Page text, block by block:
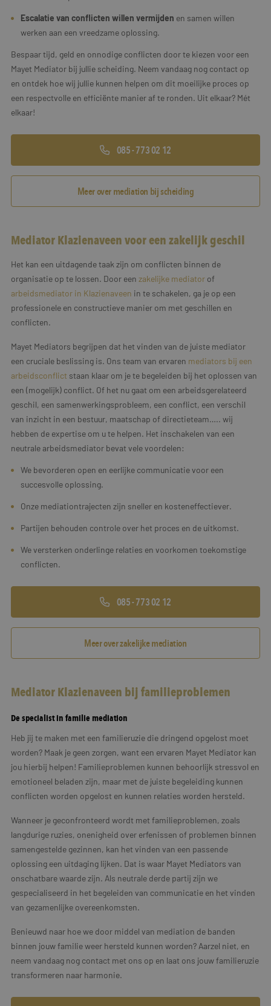
Escalatie van conflicten willen vermijden en samen willen
werken aan een vreedzame oplossing.
Bespaar tijd, geld en onnodige conflicten door te kiezen voor een
Mayet Mediator bij jullie scheiding. Neem vandaag nog contact op
en ontdek hoe wij jullie kunnen helpen om dit moeilijke proces op
een respectvolle en efficiënte manier af te ronden. Uit elkaar? Mét
elkaar!
085 - 773 02 12
Meer over mediation bij scheiding
Mediator Klazienaveen voor een zakelijk geschil
Het kan een uitdagende taak zijn om conflicten binnen de
organisatie op te lossen. Door een zakelijke mediator of
arbeidsmediator in Klazienaveen in te schakelen, ga je op een
professionele en constructieve manier om met geschillen en
conflicten.
Mayet Mediators begrijpen dat het vinden van de juiste mediator
een cruciale beslissing is. Ons team van ervaren mediators bij een
arbeidsconflict staan klaar om je te begeleiden bij het oplossen van
een (mogelijk) conflict. Of het nu gaat om een arbeidsgerelateerd
geschil, een samenwerkingsprobleem, een conflict, een verschil
van inzicht in een bestuur, maatschap of directieteam….. wij
hebben de expertise om u te helpen. Het inschakelen van een
neutrale arbeidsmediator bevat vele voordelen:
We bevorderen open en eerlijke communicatie voor een
succesvolle oplossing.
Onze mediationtrajecten zijn sneller en kosteneffectiever.
Partijen behouden controle over het proces en de uitkomst.
We versterken onderlinge relaties en voorkomen toekomstige
conflicten.
085 - 773 02 12
Meer over zakelijke mediation
Mediator Klazienaveen bij familieproblemen
De specialist in familie mediation
Heb jij te maken met een familieruzie die dringend opgelost moet
worden? Maak je geen zorgen, want een ervaren Mayet Mediator kan
jou hierbij helpen! Familieproblemen kunnen behoorlijk stressvol en
emotioneel beladen zijn, maar met de juiste begeleiding kunnen
conflicten worden opgelost en kunnen relaties worden hersteld.
Wanneer je geconfronteerd wordt met familieproblemen, zoals
langdurige ruzies, onenigheid over erfenissen of problemen binnen
samengestelde gezinnen, kan het vinden van een passende
oplossing een uitdaging lijken. Dat is waar Mayet Mediators van
onschatbare waarde zijn. Als neutrale derde partij zijn we
gespecialiseerd in het begeleiden van communicatie en het vinden
van gezamenlijke overeenkomsten.
Benieuwd naar hoe we door middel van mediation de banden
binnen jouw familie weer hersteld kunnen worden? Aarzel niet, en
neem vandaag nog contact met ons op en laat ons jouw familieruzie
transformeren naar harmonie.